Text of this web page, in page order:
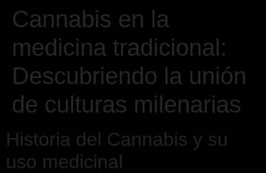
Cannabis en la
medicina tradicional:
Descubriendo la unión
de culturas milenarias
Historia del Cannabis y su
uso medicinal